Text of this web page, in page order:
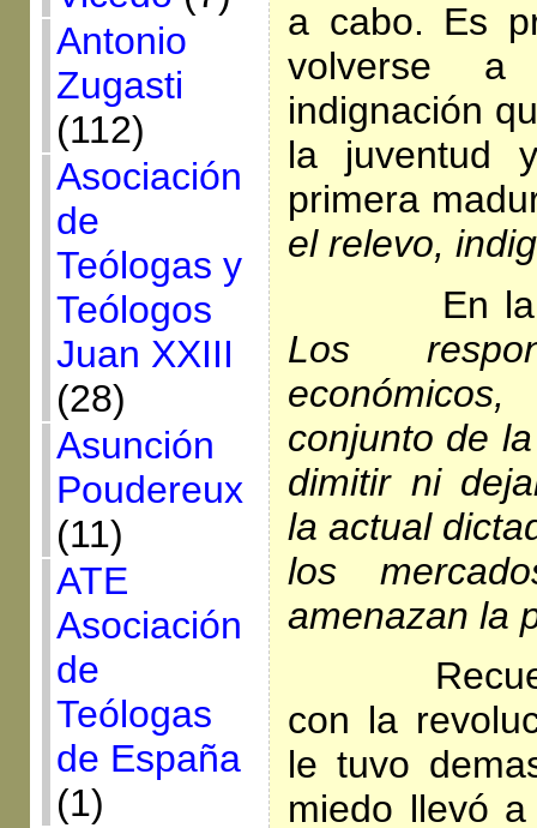
Antonio
Zugasti
(112)
Asociación
de
Teólogas y
Teólogos
Juan XXIII
(28)
Asunción
Poudereux
(11)
ATE
Asociación
de
Teólogas
de España
(1)
a cabo. Es
volverse
indignación
la juventud
primera
el relevo,
En
Los
conjunto de
dimitir ni
la actual
los
amenazan la
con la
le tuvo
miedo llevó